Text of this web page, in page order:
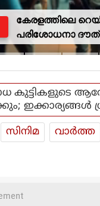
കേരളത്തിലെ
പരിശോധനാ
രക്ഷിതയില്‍
കുട്ടികളുടെ
ഇക്കാര്യങ്ങള്‍
സിനിമ വാര്‍ത്ത